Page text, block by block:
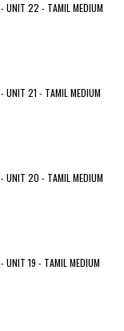
UNIT 22 - TAMIL MEDIUM
UNIT 21 - TAMIL MEDIUM
UNIT 20 - TAMIL MEDIUM
UNIT 19 - TAMIL MEDIUM